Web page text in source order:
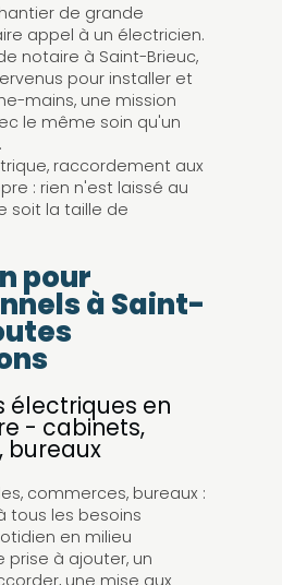
de grande
appel à un électricien.
notaire à Saint-Brieuc,
pour installer et
mains, une mission
le même soin qu'un
raccordement aux
: rien n'est laissé au
soit la taille de
pour
à Saint-
électriques en
- cabinets,
bureaux
commerces, bureaux :
tous les besoins
en milieu
prise à ajouter, un
une mise aux